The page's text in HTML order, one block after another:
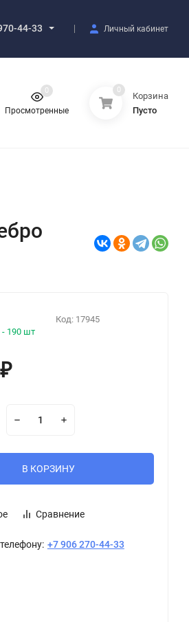
44-33 Личный кабинет
Просмотренные
0 0
Корзина
Пусто
190 шт
Код: 17945
₽
В КОРЗИНУ
Сравнение
+7 906 270-44-33